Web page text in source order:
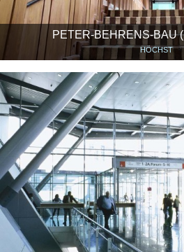
PETER-BEHRENS-BAU
HÖCHST